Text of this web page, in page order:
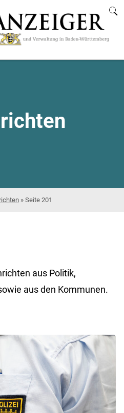
» Seite 201
aus Politik,
aus den Kommunen.